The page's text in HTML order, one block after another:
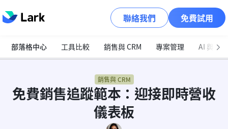
聯絡我們 免費試用
部落格中心 工具比較 銷售與 CRM 專案管理 AI 與自
銷售與 CRM
免費銷售追蹤範本：迎接即時營收
儀表板